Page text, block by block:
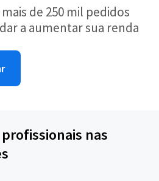
de 250 mil pedidos
a aumentar sua renda
nas